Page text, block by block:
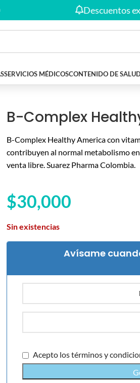
Descuentos
SERVICIOS MÉDICOSCONTENIDO DE
B-Complex
B-Complex Healthy America con
contribuyen al normal metabolismo
venta libre. Suarez Pharma Colombia.
$30,000
Sin existencias
Avísame
Acepto los términos y
desde